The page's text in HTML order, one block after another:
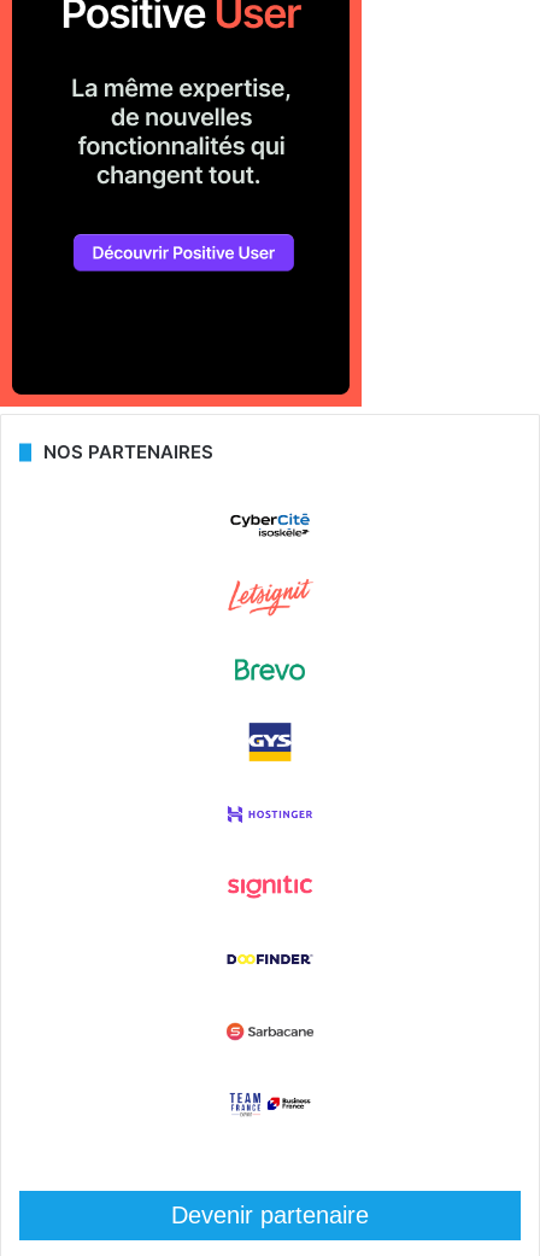
NOS PARTENAIRES
Devenir partenaire